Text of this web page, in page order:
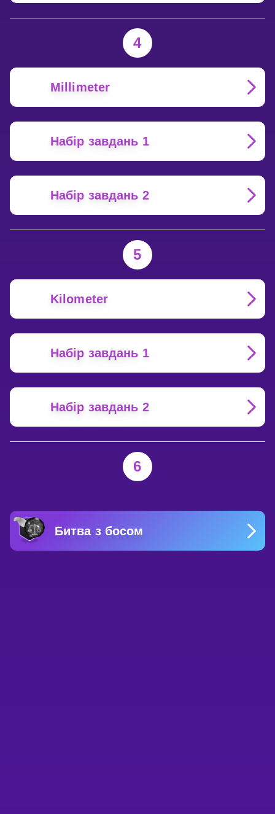
4
Millimeter
Набір завдань 1
Набір завдань 2
5
Kilometer
Набір завдань 1
Набір завдань 2
6
Битва з босом